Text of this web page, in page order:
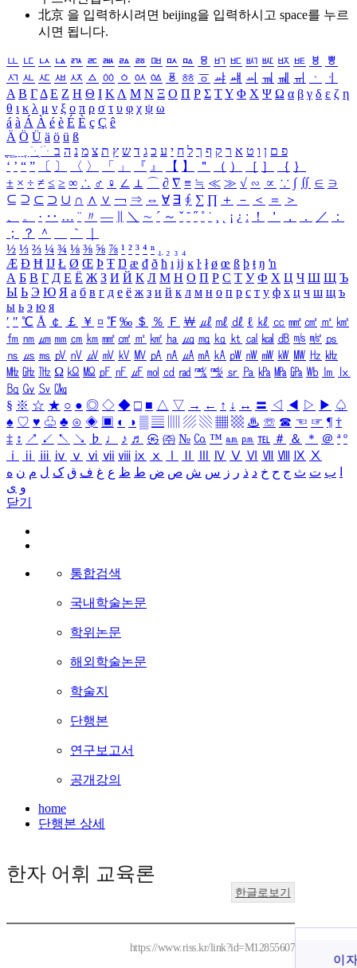
北京 을 입력하시려면 beijing을 입력하시고 space를 누르
시면 됩니다.
ㅥ ㅦ ㅧ ㅨ ㅩ ㅪ ㅫ ㅬ ㅭ ㅮ ㅯ ㅰ ㅱ ㅲ ㅳ ㅴ ㅵ ㅶ ㅷ ㅸ
ㅹ
ㅺ ㅻ ㅼ ㅽ ㅾ ㅿ ㆀ ㆁ ㆂ ㆃ ㆄ ㆅ ㆆ ㆇ ㆈ ㆉ ㆊ ㆋ ㆌ ㆍ
ㆎ
Α Β ΓΔ Ε Ζ Η Θ Ι ΚΛ Μ Ν Ξ Ο Π Ρ Σ ΤΥ Φ Χ Ψ Ω α β γ δ ε ζ η
θ ι κ λ μ ν ξ ο π ρ σ τ υ φ χ ψ ω
á à Á À é è É È ç Ç ê
Ä Ö Ü ä ö ü ß
ִֶֹ ֻּ ׁׂ פ ם ן ו ט א ר ק ף ך ל ח י ע כ ג ד ש ץ ת צ מ נ ה ב
‘ ’ “ ” 〔 〕 〈 〉 「 」 『 』 【 】 ＂ （ ） ［ ］ ｛ ｝
± × ÷ ≠ ≤ ≥ ∞ ∴ ♂ ♀ ∠ ⊥ ⌒ ∂ ∇ ≡ ≒ ≪ ≫ √ ∽ ∝ ∵ ∫ ∬ ∈ ∋
⊆ ⊇ ⊂ ⊃ ∪ ∩ ∧ ∨ ￢ ⇒ ⇔ ∀ ∃ ∮ ∑ ∏ ＋ － ＜ ＝
＞
、
。 · ‥ … ¨ 〃 ― ＼ ∼ ´ ～ ˇ ˘ ˝ ˚ ˙ ¸ ¡ ¿ ː ！ ＇ ， ． ／
：
；
？ ＾ ｀
½ ⅓ ⅔ ¼ ¾ ⅛ ⅜ ⅝ ⅞ ¹ ² ³ ⁴ ⁿ ₁ ₂ ₃ ₄
Æ Ð Ħ Ĳ Ł Ø Œ Þ Ŧ Ŋ æ đ ð ħ ı ĳ ĸ ŀ ł ø œ ß þ ŧ ŋ ŉ
А Б В Г Д Е Ё Ж З И Й К Л М Н О П Р С Т У Ф Х Ц Ч Ш Щ Ъ
Ы Ь Э Ю Я а б в г д е ё ж з и й к л м н о п р с т у ф х ц ч ш щ ъ
ы ь э ю я
′ ″ ℃ Å ￠ ￡ ￥ ¤ ℉ ‰ ＄ ％ Ｆ ￦ ㎕ ㎖ ㎗ ℓ ㎘ ㏄ ㎣ ㎤ ㎥ ㎦
㎙ ㎚ ㎛ ㎜ ㎝ ㎞ ㎟ ㎠ ㎡ ㎢ ㏊ ㎍ ㎎ ㎏ ㏏ ㎈ ㎉ ㏈ ㎧ ㎨ ㎰
㎱ ㎲ ㎳ ㎴ ㎵ ㎶ ㎷ ㎸ ㎹ ㎀ ㎁ ㎂ ㎃ ㎄ ㎺ ㎻ ㎽ ㎾ ㎿ ㎐ ㎑
㎒ ㎓ ㎔ Ω ㏀ ㏁ ㎊ ㎋ ㎌ ㏖ ㏅ ㎭ ㎮ ㎯ ㏛ ㎩ ㎪ ㎫ ㎬ ㏝ ㏐
㏓
㏃ ㏉ ㏜ ㏆
§ ※ ☆ ★ ○ ● ◎ ◇ ◆ □ ■ △ ▽ → ← ↑ ↓ ↔ 〓 ◁ ◀ ▷ ▶ ♤
♠ ♡ ♥ ♧ ♣ ⊙ ◈ ▣ ◐ ◑ ▒ ▤ ▨ ▧ ▦ ▩ ♨ ☏ ☎ ☜ ☞ ¶ †
‡ ↕ ↗ ↙ ↖ ↘ ♭ ♩ ♪ ♬ ㉿ ㈜ № ㏇ ™ ㏂ ㏘ ℡ ＃ ＆ ＊ ＠ ª º
ⅰ
ⅱ ⅲ ⅳ ⅴ ⅵ ⅶ ⅷ ⅸ ⅹ Ⅳ Ⅴ Ⅵ Ⅶ Ⅷ Ⅸ Ⅹ
ب ت ث ج ح خ د ذ ر ز س ش ص ض ط ظ ع غ ف ق ک ل م ن ه
و ی
닫기
통합검색
국내학술논문
학위논문
해외학술논문
학술지
단행본
연구보고서
공개강의
home
단행본 상세
한자 어휘 교육론
한글로보기
https://www.riss.kr/link?id=M12855607
이